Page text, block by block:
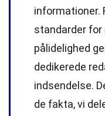
informationer.
standarder for
pålidelighed
dedikerede
indsendelse.
de fakta, vi